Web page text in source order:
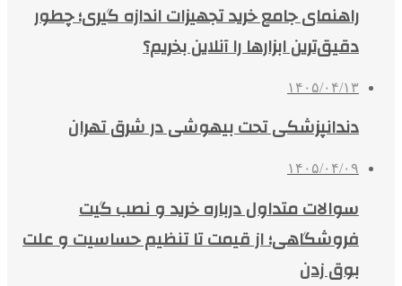
راهنمای جامع خرید تجهیزات اندازه گیری؛ چطور
دقیق‌ترین ابزارها را آنلاین بخریم؟
۱۴۰۵/۰۴/۱۳
دندانپزشکی تحت بیهوشی در شرق تهران
۱۴۰۵/۰۴/۰۹
سوالات متداول درباره خرید و نصب گیت
فروشگاهی؛ از قیمت تا تنظیم حساسیت و علت
بوق زدن